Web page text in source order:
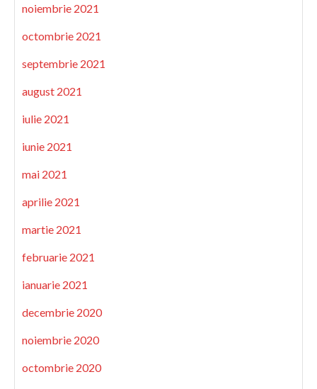
noiembrie 2021
octombrie 2021
septembrie 2021
august 2021
iulie 2021
iunie 2021
mai 2021
aprilie 2021
martie 2021
februarie 2021
ianuarie 2021
decembrie 2020
noiembrie 2020
octombrie 2020